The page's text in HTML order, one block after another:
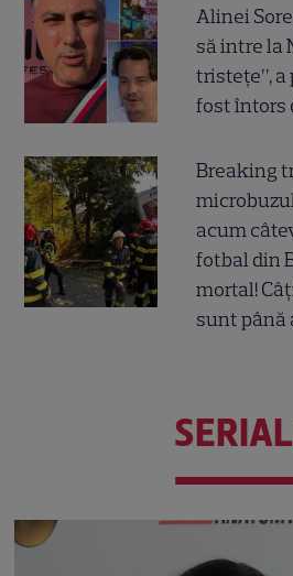
Alinei
să intre la
tristețe”, a
fost întors
Breaking
acum
fotbal din
mortal!
sunt până